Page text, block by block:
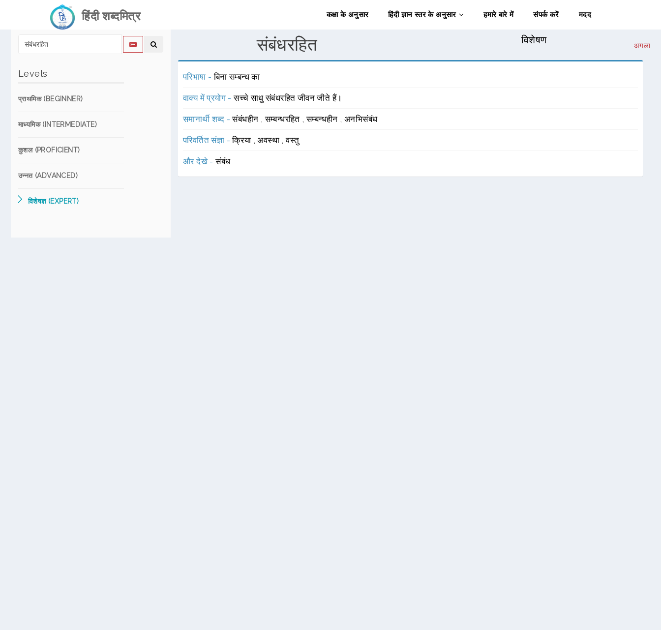
हिंदी शब्दमित्र कक्षा के अनुसार हिंदी ज्ञान स्तर के अनुसार हमारे बारे में संपर्क करें मदद
Levels
प्राथमिक (BEGINNER)
माध्यमिक (INTERMEDIATE)
कुशल (PROFICIENT)
उन्नत (ADVANCED)
विशेषज्ञ (EXPERT)
संबंधरहित विशेषण
अगला
परिभाषा -बिना सम्बन्ध का
वाक्य में प्रयोग -सच्चे साधु संबंधरहित जीवन जीते हैं।
समानार्थी शब्द -संबंधहीन ,सम्बन्धरहित ,सम्बन्धहीन ,अनभिसंबंध
परिवर्तित संज्ञा -क्रिया ,अवस्था ,वस्तु
और देखे -संबंध